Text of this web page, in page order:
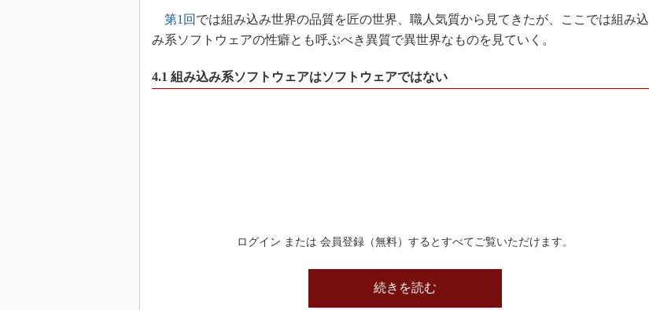
第1回 では組み込み世界の品質を匠の世界、職人気質から見てきたが、ここでは組み込
み系ソフトウェアの性癖とも呼ぶべき異質で異世界なものを見ていく。
4.1 組み込み系ソフトウェアはソフトウェアではない
ログイン または 会員登録（無料）するとすべてご覧いただけます。
続きを読む